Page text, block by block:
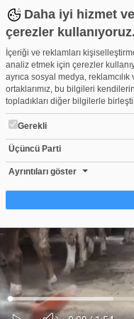
Daha iyi hizmet
çerezler kullanıyoruz.
İçeriği ve reklamları
analiz etmek için çerezler
ayrıca sosyal medya,
ortaklarımız, bu bilgileri
topladıkları diğer bilgilerle
Gerekli
Üçüncü Parti
Ayrıntıları göster
Çerez nedir?
Çerezler, web-sitelerinin,
amacıyla kullandığı küçük metin
işletilmesi için kesinlikle gerekli
Diğer çerez türleri için sizden izin
kullanmaktadır. Bazı çerezler,
tarafından yerleştirilir. İzniniz şu
Ses
Yüklendi:
0%
Yükleniyor:
0%
Bursa'da 8 yaşındaki Ecrin